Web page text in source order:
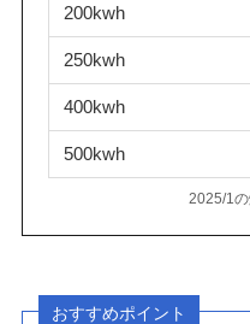
200kwh
250kwh
400kwh
500kwh
2025/1
おすすめポイント